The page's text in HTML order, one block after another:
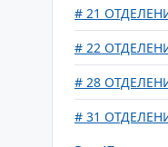
# 21
# 22
# 28
# 31